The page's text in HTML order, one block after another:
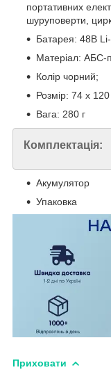
портативних
шуруповерти,
Батарея: 48В
Матеріал: АБС-
Колір чорний;
Розмір: 74 х
Вага: 280 г
Комплектація:
Акумулятор
Упаковка
Приховати